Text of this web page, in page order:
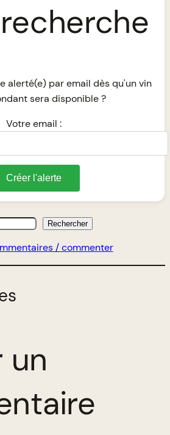
alerté(e) par email dès qu'un vin
sera disponible ?
Votre email :
Créer l'alerte
Rechercher
/ commenter
un